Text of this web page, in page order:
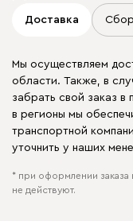
Доставка
Мы осуществляем
области. Также, в
забрать свой заказ в
в регионы мы
транспортной
уточнить у наших
* при оформлении заказа
не действуют.